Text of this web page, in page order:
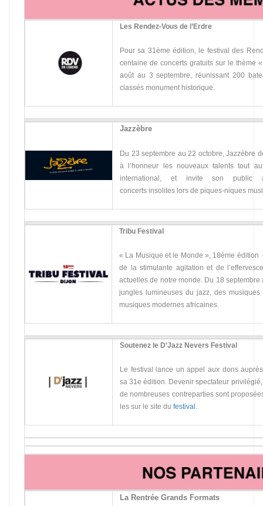
Les Rendez-Vous de l’Erdre
Pour sa 31ème édition, le festival des
centaine de concerts gratuits sur le thème
août au 3 septembre, réunissant 200
classés monument historique.
Jazzèbre
Du 23 septembre au 22 octobre, Jazzèbre
à l’honneur les nouveaux talents tout
international, et invite son
concerts insolites lors de piques-niques
Tribu Festival
« La Musique et le Monde », 18ème édition
de la stimulante agitation et de
actuelles de notre monde. Du 18
jungles lumineuses du jazz, des
musiques modernes africaines.
Soutenez le D’Jazz Nevers Festival
Le festival lance un appel aux dons
sa 31e édition. Devenir spectateur
de nombreuses contreparties sont
les sur le site du festival .
La Rentrée Grands Formats